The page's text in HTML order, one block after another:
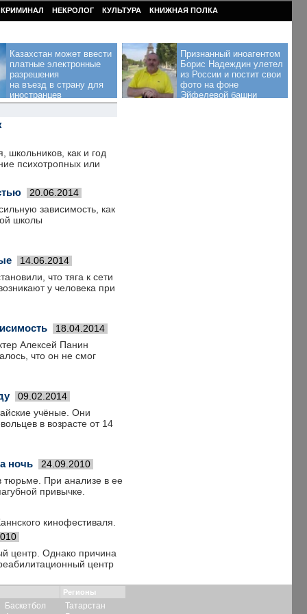
КРИМИНАЛ НЕКРОЛОГ КУЛЬТУРА КНИЖНАЯ ПОЛКА
Казахстан может ввести
платные электронные
разрешения
на въезд в страну для
иностранцев
Признанный иноагентом
Борис Надеждин улетел
из России и постит свои
фото на фоне
Эйфелевой башни
школьников, как и год
психотропных или
20.06.2014
зависимость, как
школы
14.06.2014
что тяга к сети
у человека при
18.04.2014
Алексей Панин
что он не смог
09.02.2014
учёные. Они
в возрасте от 14
ночь 24.09.2010
тюрьме. При анализе в ее
привычке.
кинофестиваля.
центр. Однако причина
центр
Баскетбол
Регионы
Татарстан